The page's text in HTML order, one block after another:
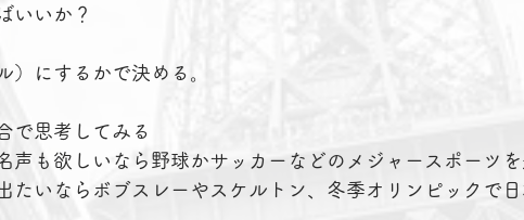
いいか？
）にするかで決める。
で思考してみる
声も欲しいなら野球かサッカーなどのメジャースポーツ
たいならボブスレーやスケルトン、冬季オリンピックで